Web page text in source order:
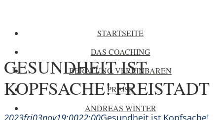
STARTSEITE
DAS COACHING
BERATUNG VEREINBAREN
PREISE
ANDREAS WINTER
GESUNDHEIT IST
KOPFSACHE! FREISTADT